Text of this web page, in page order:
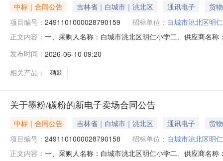
中标｜合同公告 吉林省｜白城市｜洮北区 通讯电子
货物
项目编号： 2491101000028790159 招标单位： 白城市洮北区明
正文内容： 一、采购人名称：白城市洮北区明仁小学二、供应商名
30.001604800服务要求或标的基本概况：七、其它事项
发布时间： 2026-06-10 09:20
相关产品：
硒鼓
关于墨粉/碳粉的新电子卖场合同公告
中标｜合同公告 吉林省｜白城市｜洮北区 通讯电子
货物
项目编号： 2491101000028790158 招标单位： 白城市洮北区明
正文内容： 一、采购人名称：白城市洮北区明仁小学二、供应商名